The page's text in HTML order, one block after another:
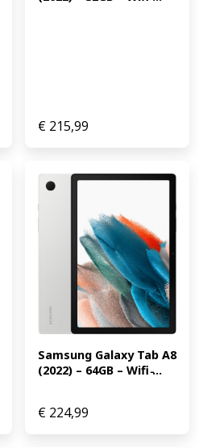
€ 215,99
Samsung Galaxy Tab A8
(2022) – 64GB – Wifi ̵...
€ 224,99